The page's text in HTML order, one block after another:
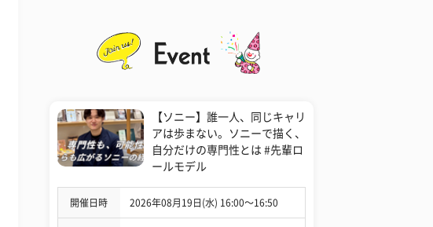
【ソニー】誰一人、同じキャリ
アは歩まない。ソニーで描く、
自分だけの専門性とは #先輩ロ
ールモデル
開催日時 2026年08月19日(水) 16:00〜16:50